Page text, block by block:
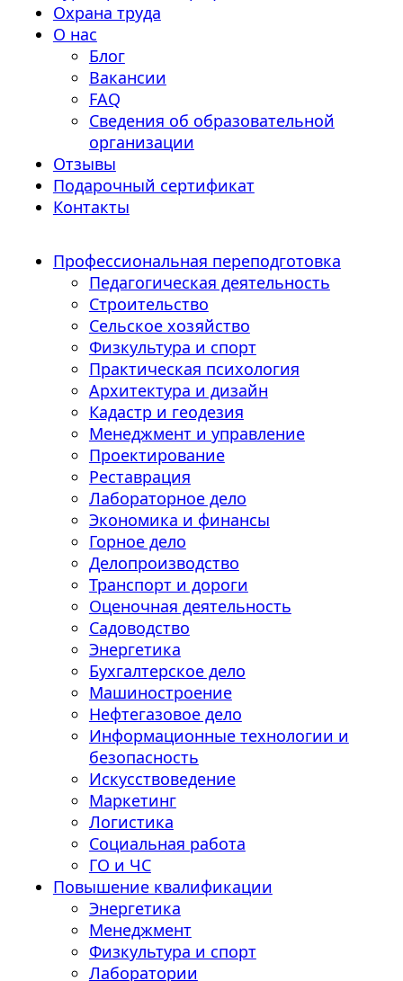
Охрана труда
О нас
Блог
Вакансии
FAQ
Сведения об образовательной
организации
Отзывы
Подарочный сертификат
Контакты
Профессиональная переподготовка
Педагогическая деятельность
Строительство
Сельское хозяйство
Физкультура и спорт
Практическая психология
Архитектура и дизайн
Кадастр и геодезия
Менеджмент и управление
Проектирование
Реставрация
Лабораторное дело
Экономика и финансы
Горное дело
Делопроизводство
Транспорт и дороги
Оценочная деятельность
Садоводство
Энергетика
Бухгалтерское дело
Машиностроение
Нефтегазовое дело
Информационные технологии и
безопасность
Искусствоведение
Маркетинг
Логистика
Социальная работа
ГО и ЧС
Повышение квалификации
Энергетика
Менеджмент
Физкультура и спорт
Лаборатории